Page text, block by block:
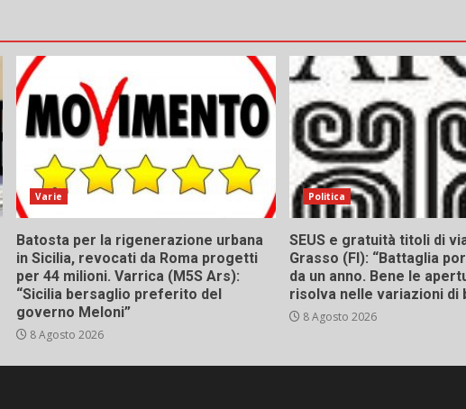
Varie
Batosta per la rigenerazione urbana
in Sicilia, revocati da Roma progetti
per 44 milioni. Varrica (M5S Ars):
“Sicilia bersaglio preferito del
governo Meloni”
8 Agosto 2026
Politica
SEUS e gratuità titoli di
Grasso (FI): “Battaglia
da un anno. Bene le
risolva nelle variazioni di
8 Agosto 2026